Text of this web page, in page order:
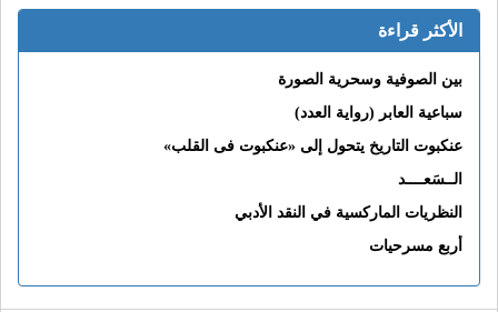
الأكثر قراءة
بين الصوفية وسحرية الصورة
سباعية العابر (رواية العدد)
عنكبوت التاريخ يتحول إلى «عنكبوت فى القلب»
الــسَعــــد
النظريات الماركسية في النقد الأدبي
أربع مسرحيات